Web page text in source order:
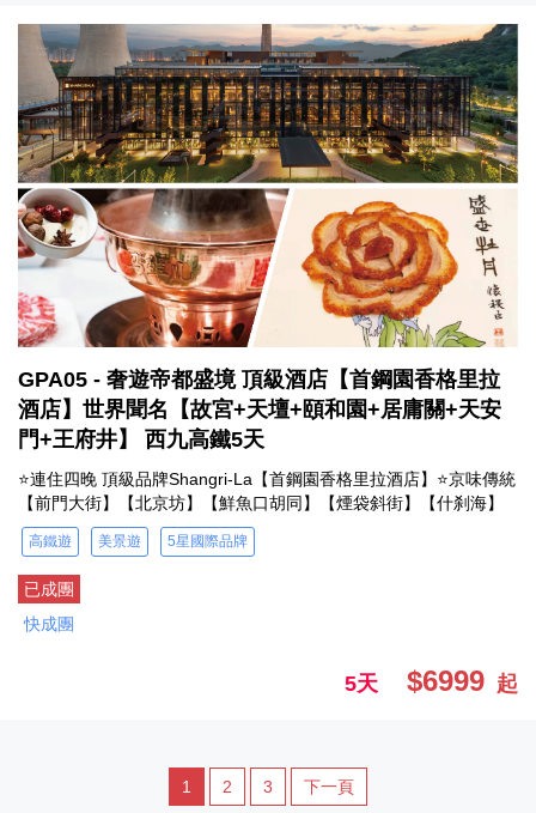
GPA05 - 奢遊帝都盛境 頂級酒店【首鋼園香格里拉
酒店】世界聞名【故宮+天壇+頤和園+居庸關+天安
門+王府井】 西九高鐵5天
⭐連住四晚 頂級品牌Shangri-La【首鋼園香格里拉酒店】⭐京味傳統
【前門大街】【北京坊】【鮮魚口胡同】【煙袋斜街】【什刹海】
高鐵遊 美景遊 5星國際品牌
已成團
快成團
5天 $6999 起
1 2 3 下一頁